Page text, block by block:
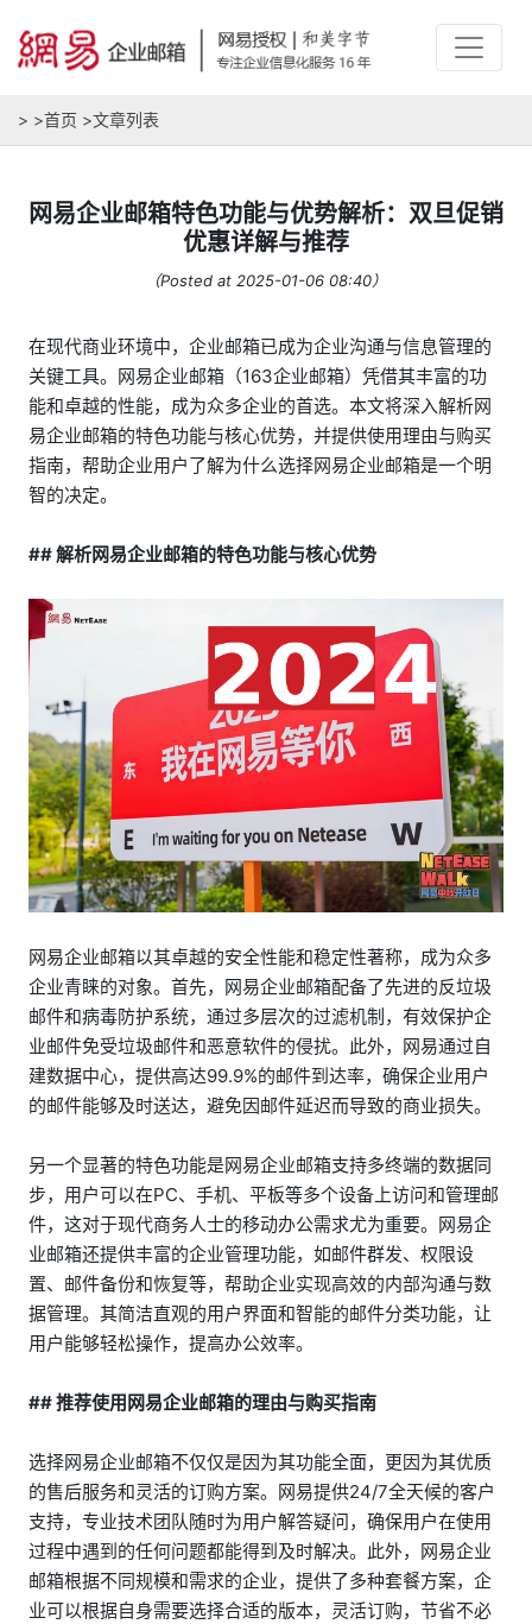
> >首页 >文章列表
网易企业邮箱特色功能与优势解析：双旦促销
优惠详解与推荐
（Posted at 2025-01-06 08:40）
在现代商业环境中，企业邮箱已成为企业沟通与信息管理的
关键工具。网易企业邮箱（163企业邮箱）凭借其丰富的功
能和卓越的性能，成为众多企业的首选。本文将深入解析网
易企业邮箱的特色功能与核心优势，并提供使用理由与购买
指南，帮助企业用户了解为什么选择网易企业邮箱是一个明
智的决定。
## 解析网易企业邮箱的特色功能与核心优势
网易企业邮箱以其卓越的安全性能和稳定性著称，成为众多
企业青睐的对象。首先，网易企业邮箱配备了先进的反垃圾
邮件和病毒防护系统，通过多层次的过滤机制，有效保护企
业邮件免受垃圾邮件和恶意软件的侵扰。此外，网易通过自
建数据中心，提供高达99.9%的邮件到达率，确保企业用户
的邮件能够及时送达，避免因邮件延迟而导致的商业损失。
另一个显著的特色功能是网易企业邮箱支持多终端的数据同
步，用户可以在PC、手机、平板等多个设备上访问和管理邮
件，这对于现代商务人士的移动办公需求尤为重要。网易企
业邮箱还提供丰富的企业管理功能，如邮件群发、权限设
置、邮件备份和恢复等，帮助企业实现高效的内部沟通与数
据管理。其简洁直观的用户界面和智能的邮件分类功能，让
用户能够轻松操作，提高办公效率。
## 推荐使用网易企业邮箱的理由与购买指南
选择网易企业邮箱不仅仅是因为其功能全面，更因为其优质
的售后服务和灵活的订购方案。网易提供24/7全天候的客户
支持，专业技术团队随时为用户解答疑问，确保用户在使用
过程中遇到的任何问题都能得到及时解决。此外，网易企业
邮箱根据不同规模和需求的企业，提供了多种套餐方案，企
业可以根据自身需要选择合适的版本，灵活订购，节省不必